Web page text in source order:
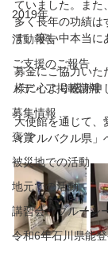
2019年
活動報告
ご支援のご報告
メディア掲載情報
募集情報
褒賞
被災地での活動
地元での活動
講習会（ブルーシ
令和6年石川県能
ていました。また
多く長年の功績は
す。寒い中本当に
募金にご協力いた
様に心より感謝申
大使館を通じて、
ィアルバクル県」